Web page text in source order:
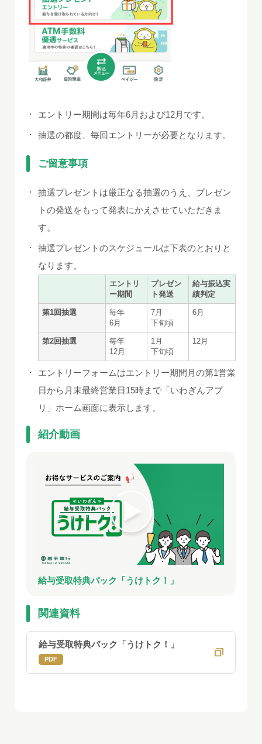
・ エントリー期間は毎年6月および12月です。
・ 抽選の都度、毎回エントリーが必要となります。
ご留意事項
・
抽選プレゼントは厳正なる抽選のうえ、プレゼン
トの発送をもって発表にかえさせていただきま
す。
・
抽選プレゼントのスケジュールは下表のとおりと
なります。
エントリ
ー期間
プレゼン
ト発送
給与振込実
績判定
第1回抽選
毎年
6月
7月
下旬頃
6月
第2回抽選
毎年
12月
1月
下旬頃
12月
・
エントリーフォームはエントリー期間月の第1営業
日から月末最終営業日15時まで「いわぎんアプ
リ」ホーム画面に表示します。
紹介動画
給与受取特典パック「うけトク！」
関連資料
給与受取特典パック「うけトク！」
PDF